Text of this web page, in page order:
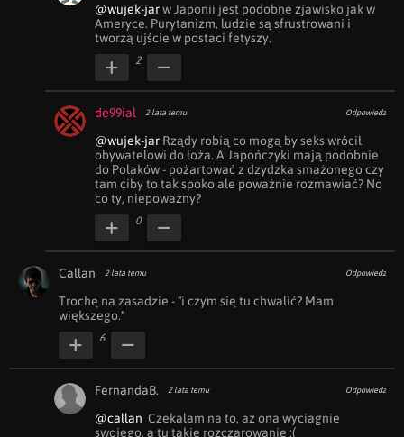
@wujek-jar w Japonii jest podobne zjawisko jak w
Ameryce. Purytanizm, ludzie są sfrustrowani i
tworzą ujście w postaci fetyszy.
2
de99ial 2 lata temu Odpowiedz
@wujek-jar Rządy robią co mogą by seks wrócił
obywatelowi do łoża. A Japończyki mają podobnie
do Polaków - pożartować z dzydzka smażonego czy
tam ciby to tak spoko ale poważnie rozmawiać? No
co ty, niepoważny?
0
Callan 2 lata temu Odpowiedz
Trochę na zasadzie - "i czym się tu chwalić? Mam
większego."
6
FernandaB. 2 lata temu Odpowiedz
@callan
  Czekalam na to, az ona wyciagnie
swojego, a tu takie rozczarowanie :(